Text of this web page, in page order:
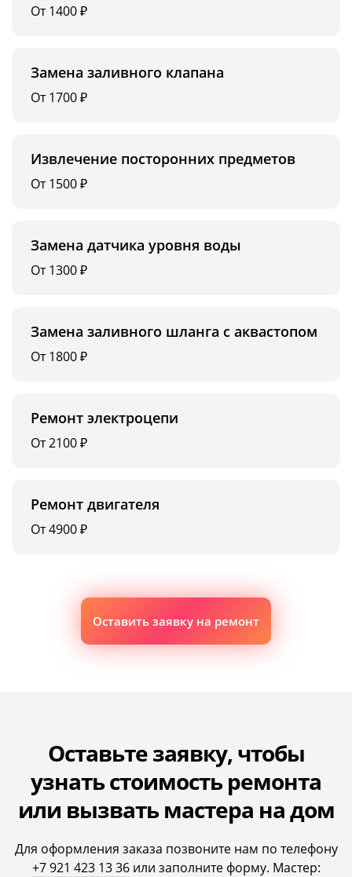
От 1400 ₽
Замена заливного клапана
От 1700 ₽
Извлечение посторонних предметов
От 1500 ₽
Замена датчика уровня воды
От 1300 ₽
Замена заливного шланга с аквастопом
От 1800 ₽
Ремонт электроцепи
От 2100 ₽
Ремонт двигателя
От 4900 ₽
Оставить заявку на ремонт
Оставьте заявку, чтобы
узнать стоимость ремонта
или вызвать мастера на дом
Для оформления заказа позвоните нам по телефону
+7 921 423 13 36или заполните форму. Мастер: